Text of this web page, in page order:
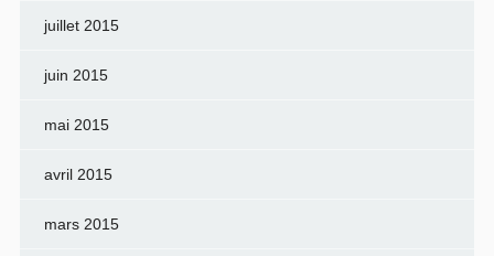
juillet 2015
juin 2015
mai 2015
avril 2015
mars 2015